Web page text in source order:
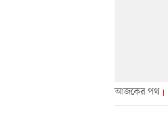
আজকের পথ